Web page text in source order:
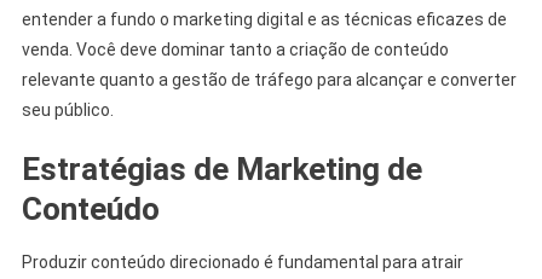
entender a fundo o marketing digital e as técnicas eficazes de
venda. Você deve dominar tanto a criação de conteúdo
relevante quanto a gestão de tráfego para alcançar e converter
seu público.
Estratégias de Marketing de
Conteúdo
Produzir conteúdo direcionado é fundamental para atrair